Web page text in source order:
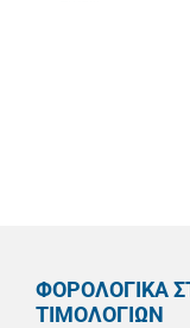
ΦΟΡΟΛΟΓΙΚΑ
ΤΙΜΟΛΟΓΙΩΝ